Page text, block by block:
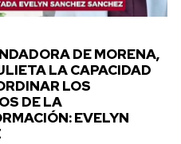
DE MORENA,
LA CAPACIDAD
LOS
DE LA
EVELYN